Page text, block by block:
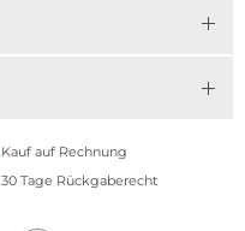
Kauf auf Rechnung
30 Tage Rückgaberecht